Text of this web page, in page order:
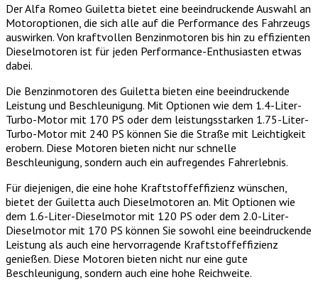
Der Alfa Romeo Guiletta bietet eine beeindruckende Auswahl an
Motoroptionen, die sich alle auf die Performance des Fahrzeugs
auswirken. Von kraftvollen Benzinmotoren bis hin zu effizienten
Dieselmotoren ist für jeden Performance-Enthusiasten etwas
dabei.
Die Benzinmotoren des Guiletta bieten eine beeindruckende
Leistung und Beschleunigung. Mit Optionen wie dem 1.4-Liter-
Turbo-Motor mit 170 PS oder dem leistungsstarken 1.75-Liter-
Turbo-Motor mit 240 PS können Sie die Straße mit Leichtigkeit
erobern. Diese Motoren bieten nicht nur schnelle
Beschleunigung, sondern auch ein aufregendes Fahrerlebnis.
Für diejenigen, die eine hohe Kraftstoffeffizienz wünschen,
bietet der Guiletta auch Dieselmotoren an. Mit Optionen wie
dem 1.6-Liter-Dieselmotor mit 120 PS oder dem 2.0-Liter-
Dieselmotor mit 170 PS können Sie sowohl eine beeindruckende
Leistung als auch eine hervorragende Kraftstoffeffizienz
genießen. Diese Motoren bieten nicht nur eine gute
Beschleunigung, sondern auch eine hohe Reichweite.